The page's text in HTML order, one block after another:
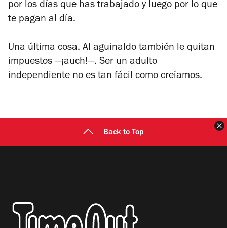
por los días que has trabajado y luego por lo que
te pagan al día.
Una última cosa. Al aguinaldo también le quitan
impuestos —¡auch!—. Ser un adulto
independiente no es tan fácil como creíamos.
Back to Top